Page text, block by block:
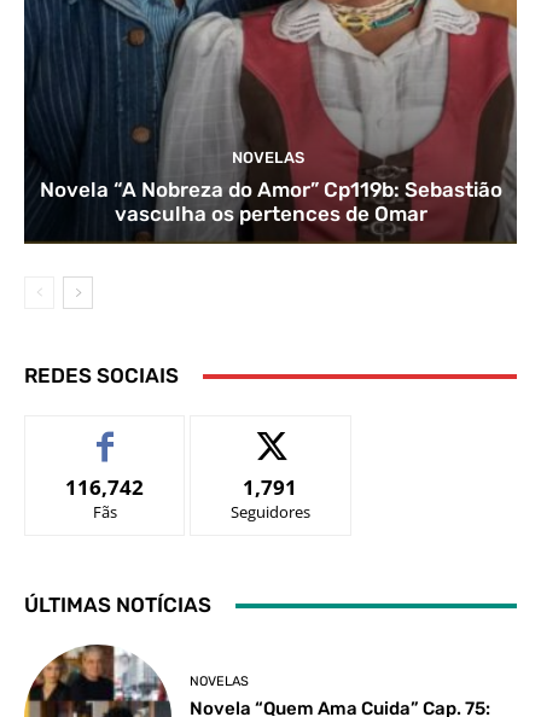
NOVELAS
Novela “A Nobreza do Amor” Cp119b: Sebastião
vasculha os pertences de Omar
REDES SOCIAIS
116,742
Fãs
1,791
Seguidores
ÚLTIMAS NOTÍCIAS
NOVELAS
Novela “Quem Ama Cuida” Cap. 75: